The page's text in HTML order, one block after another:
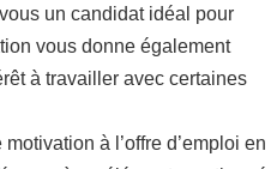
un candidat idéal pour
vous donne également
à travailler avec certaines
à l’offre d’emploi en